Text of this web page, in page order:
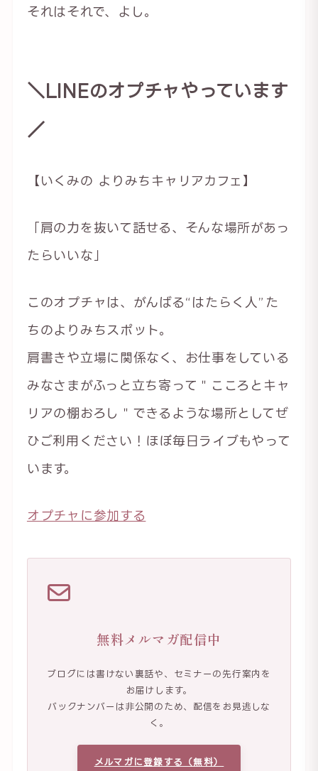
それはそれで、よし。
＼LINEのオプチャやっています
／
【いくみの よりみちキャリアカフェ】
「肩の力を抜いて話せる、そんな場所があっ
たらいいな」
このオプチャは、がんばる“はたらく人”た
ちのよりみちスポット。
肩書きや立場に関係なく、お仕事をしている
みなさまがふっと立ち寄って＂こころとキャ
リアの棚おろし＂できるような場所としてぜ
ひご利用ください！ほぼ毎日ライブもやって
います。
オプチャに参加する
無料メルマガ配信中
ブログには書けない裏話や、セミナーの先行案内を
お届けします。
バックナンバーは非公開のため、配信をお見逃しな
く。
メルマガに登録する（無料）